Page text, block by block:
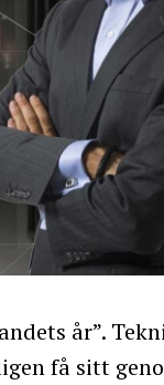
år”.
få sitt